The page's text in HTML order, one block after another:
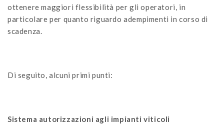
ottenere maggiori flessibilità per gli operatori, in
particolare per quanto riguardo adempimenti in corso di
scadenza.
Di seguito, alcuni primi punti:
Sistema autorizzazioni agli impianti viticoli